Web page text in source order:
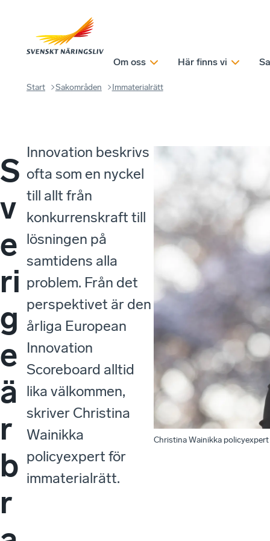
Om oss Här finns vi
Start Sakområden Immaterialrätt
S
v
e
ri
g
e
ä
r
b
r
Innovation beskrivs
ofta som en nyckel
till allt från
konkurrenskraft till
lösningen på
samtidens alla
problem. Från det
perspektivet är den
årliga European
Innovation
Scoreboard alltid
lika välkommen,
skriver Christina
Wainikka
policyexpert för
immaterialrätt.
Christina Wainikka